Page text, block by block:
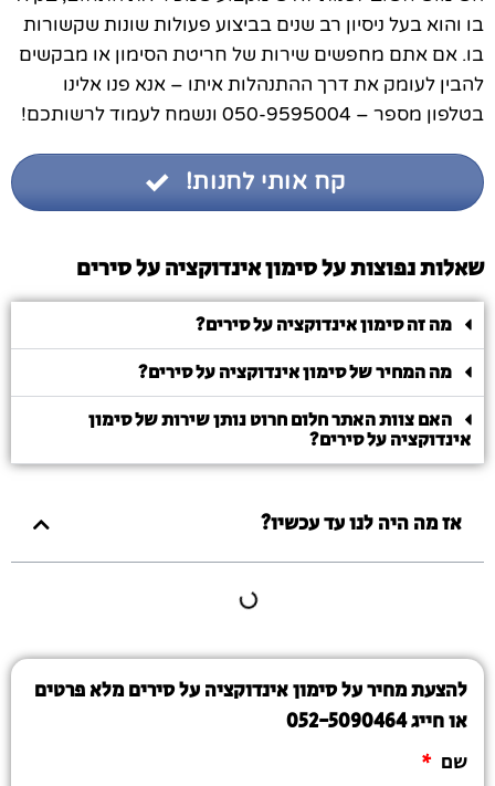
בו והוא בעל ניסיון רב שנים בביצוע פעולות שונות שקשורות
בו. אם אתם מחפשים שירות של חריטת הסימון או מבקשים
להבין לעומק את דרך ההתנהלות איתו – אנא פנו אלינו
בטלפון מספר – 050-9595004 ונשמח לעמוד לרשותכם!
קח אותי לחנות!
שאלות נפוצות על סימון אינדוקציה על סירים
מה זה סימון אינדוקציה על סירים?
מה המחיר של סימון אינדוקציה על סירים?
האם צוות האתר חלום חרוט נותן שירות של סימון
אינדוקציה על סירים?
אז מה היה לנו עד עכשיו?
להצעת מחיר על סימון אינדוקציה על סירים מלא פרטים
או חייג 052-5090464
שם